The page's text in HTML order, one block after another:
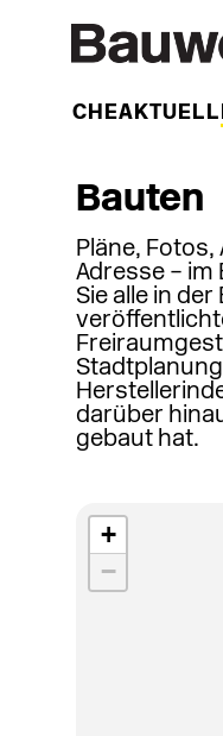
WOCHEAKTUELL
Bauten
Pläne,
Adresse –
Sie alle in
darüber
gebaut hat.
+
−